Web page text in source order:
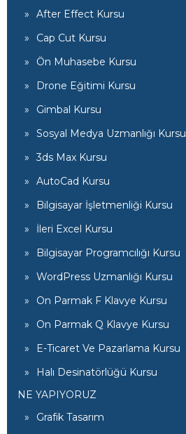
After Effect Kursu
Cap Cut Kursu
Ön Muhasebe Kursu
Drone Eğitimi Kursu
Gimbal Kursu
Sosyal Medya Uzmanlığı Kursu
3ds Max Kursu
AutoCad Kursu
Bilgisayar İşletmenliği Kursu
İleri Excel Kursu
Bilgisayar Programcılığı Kursu
WordPress Uzmanlığı Kursu
On Parmak F Klavye Kursu
On Parmak Q Klavye Kursu
E-Ticaret Ve Pazarlama Kursu
Halı Desinatörlüğü Kursu
NE YAPIYORUZ
Grafik Tasarım